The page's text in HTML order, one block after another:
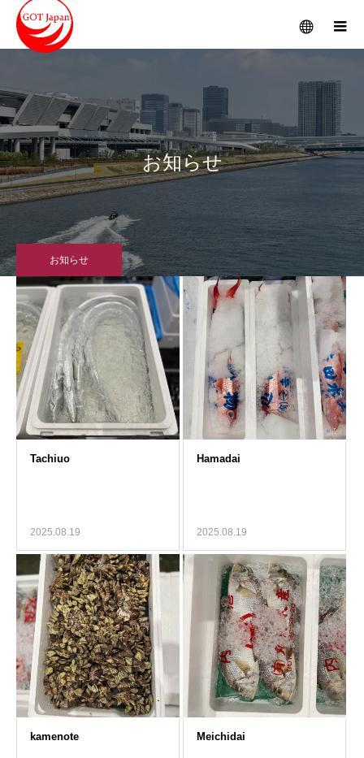
メニュー
お知らせ
お知らせ
2025.08.19 2025.08.19